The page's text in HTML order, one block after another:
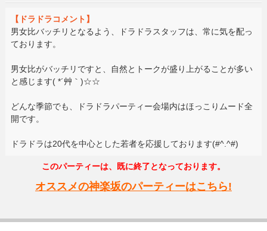
【ドラドラコメント】
男女比バッチリとなるよう、ドラドラスタッフは、常に気を配っ
ております。
男女比がバッチリですと、自然とトークが盛り上がることが多い
と感じます( *´艸｀)☆☆
どんな季節でも、ドラドラパーティー会場内はほっこりムード全
開です。
ドラドラは20代を中心とした若者を応援しております(#^.^#)
このパーティーは、既に終了となっております。
オススメの神楽坂のパーティーはこちら!